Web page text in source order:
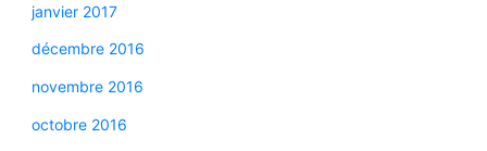
janvier 2017
décembre 2016
novembre 2016
octobre 2016